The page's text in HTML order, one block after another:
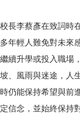
校長李蔡彥在致詞時
多年輕人難免對未來
繼續升學或投入職場
坡、風雨與迷途，人
時仍能保持希望與前
定信念，並始終保持